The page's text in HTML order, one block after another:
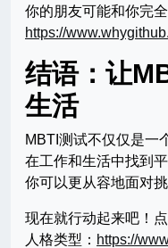
你的朋友可能和你完
https://
结语：让
生活
MBTI测试不仅仅是一
在工作和生活中找到
你可以更从容地面对
现在就行动起来吧！
人格类型： https://